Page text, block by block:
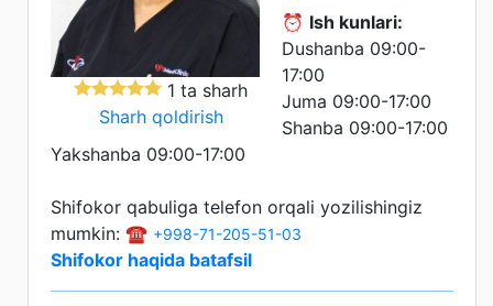
1 ta sharh
Sharh qoldirish
⏰ Ish kunlari:
Dushanba 09:00-
17:00
Juma 09:00-17:00
Shanba 09:00-17:00
Yakshanba 09:00-17:00
Shifokor qabuliga telefon orqali yozilishingiz
mumkin: ☎️ +998-71-205-51-03
Shifokor haqida batafsil